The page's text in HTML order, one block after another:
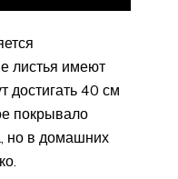
листья имеют
достигать 40 см
покрывало
но в домашних